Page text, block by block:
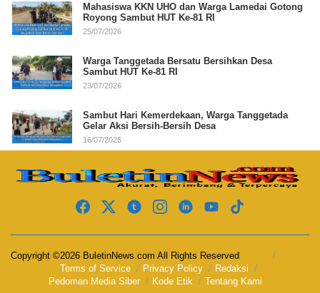
Mahasiswa KKN UHO dan Warga Lamedai Gotong
Royong Sambut HUT Ke-81 RI
25/07/2026
Warga Tanggetada Bersatu Bersihkan Desa
Sambut HUT Ke-81 RI
23/07/2026
Sambut Hari Kemerdekaan, Warga Tanggetada
Gelar Aksi Bersih-Bersih Desa
16/07/2026
Copyright ©2026 BuletinNews.com All Rights Reserved
Terms of Service
Privacy Policy
Redaksi
Pedoman Media Siber
Kode Etik Tentang Kami